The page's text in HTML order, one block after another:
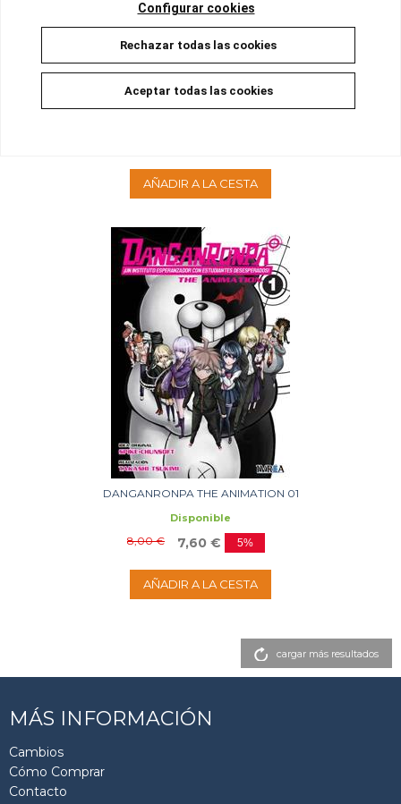
DANGANRONPA THE ANIMATION 02
AÑADIR A LA CESTA
DANGANRONPA THE ANIMATION 01
Disponible
8,00 € 7,60 € 5%
AÑADIR A LA CESTA
cargar más resultados
MÁS INFORMACIÓN
Cambios
Cómo Comprar
Contacto
Configurar cookies
Rechazar todas las cookies
Aceptar todas las cookies